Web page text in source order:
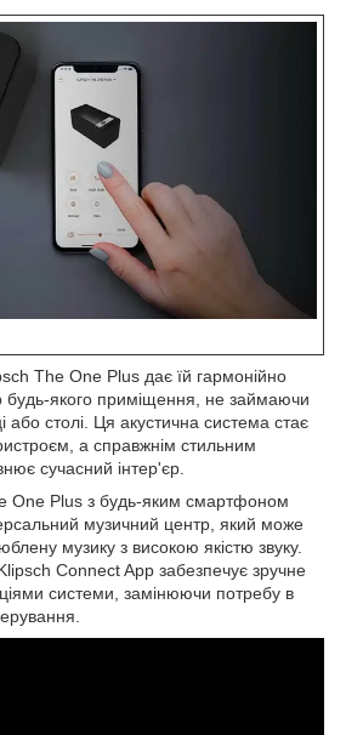
The One Plus дає їй гармонійно
будь-якого приміщення, не займаючи
або столі. Ця акустична система стає
а справжнім стильним
сучасний інтер'єр.
One Plus з будь-яким смартфоном
музичний центр, який може
музику з високою якістю звуку.
Connect App забезпечує зручне
системи, замінюючи потребу в